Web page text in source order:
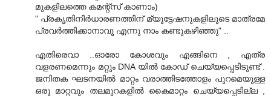
മുകളിലത്തെ കമന്റ്സ് കാണാം)
" പ്രകൃതിനിര്‍ധാരണത്തിന് മ്യൂട്ടേഷനുകളിലൂടെ മാത്രമേ
പ്രവര്‍ത്തിക്കാനാവൂ എന്നു നാം കണ്ടുകഴിഞ്ഞു" ..
എതിരെവാ ..ഓരോ കോശവും എങ്ങിനെ , എത്ര
വളരണമെന്നും മറ്റും DNA യില്‍ കോഡ് ചെയ്യപ്പെടിടുണ്ട് .
ജനിതക ഘടനയില്‍ മാറ്റം വരാത്തിടത്തോളം പുറമെയുള്ള
ഒരു മാറ്റവും തലമുറകളില്‍ കൈമാറ്റം ചെയ്യപ്പെടില്ല ,